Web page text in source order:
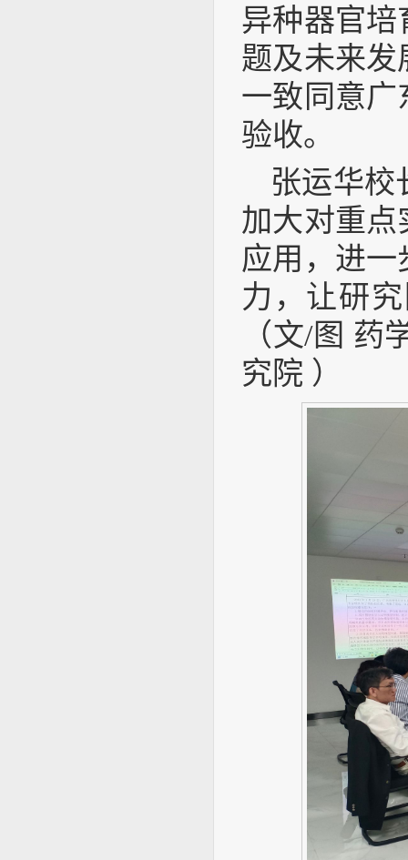
异种器官培
题及未来发
一致同意广
验收。
张运华校
加大对重点
应用，进
力，让研
（文/图 药
究院 ）